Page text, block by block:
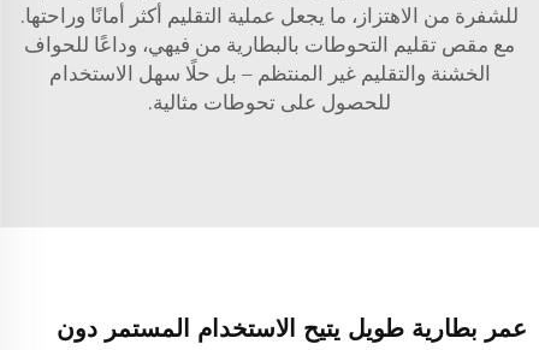
للشفرة من الاهتزاز، ما يجعل عملية التقليم أكثر أمانًا وراحتها.
مع مقص تقليم التحوطات بالبطارية من فيهي، وداعًا للحواف
الخشنة والتقليم غير المنتظم – بل حلًا سهل الاستخدام
للحصول على تحوطات مثالية.
عمر بطارية طويل يتيح الاستخدام المستمر دون